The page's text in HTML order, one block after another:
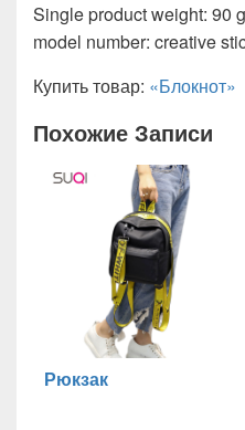
Single product weight: 90
model number: creative
Купить товар: «Блокнот»
Похожие Записи
Рюкзак